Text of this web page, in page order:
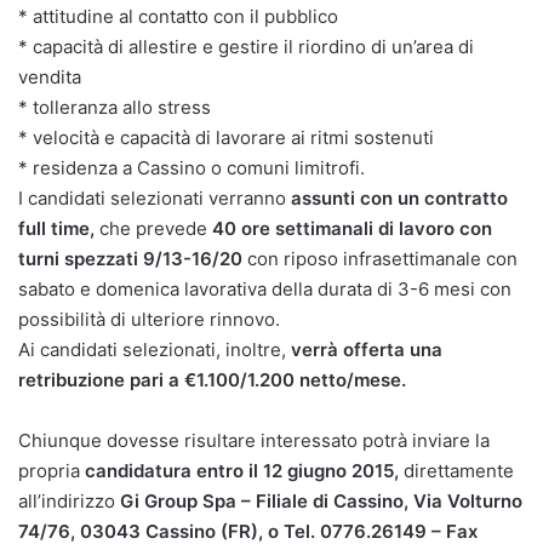
* attitudine al contatto con il pubblico
* capacità di allestire e gestire il riordino di un’area di
vendita
* tolleranza allo stress
* velocità e capacità di lavorare ai ritmi sostenuti
* residenza a Cassino o comuni limitrofi.
I candidati selezionati verranno assunti con un contratto
full time, che prevede 40 ore settimanali di lavoro con
turni spezzati 9/13-16/20 con riposo infrasettimanale con
sabato e domenica lavorativa della durata di 3-6 mesi con
possibilità di ulteriore rinnovo.
Ai candidati selezionati, inoltre, verrà offerta una
retribuzione pari a €1.100/1.200 netto/mese.
Chiunque dovesse risultare interessato potrà inviare la
propria candidatura entro il 12 giugno 2015, direttamente
all’indirizzo Gi Group Spa – Filiale di Cassino, Via Volturno
74/76, 03043 Cassino (FR), o Tel. 0776.26149 – Fax